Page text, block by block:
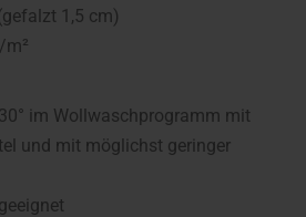
1,5 cm)
im Wollwaschprogramm mit
und mit möglichst geringer